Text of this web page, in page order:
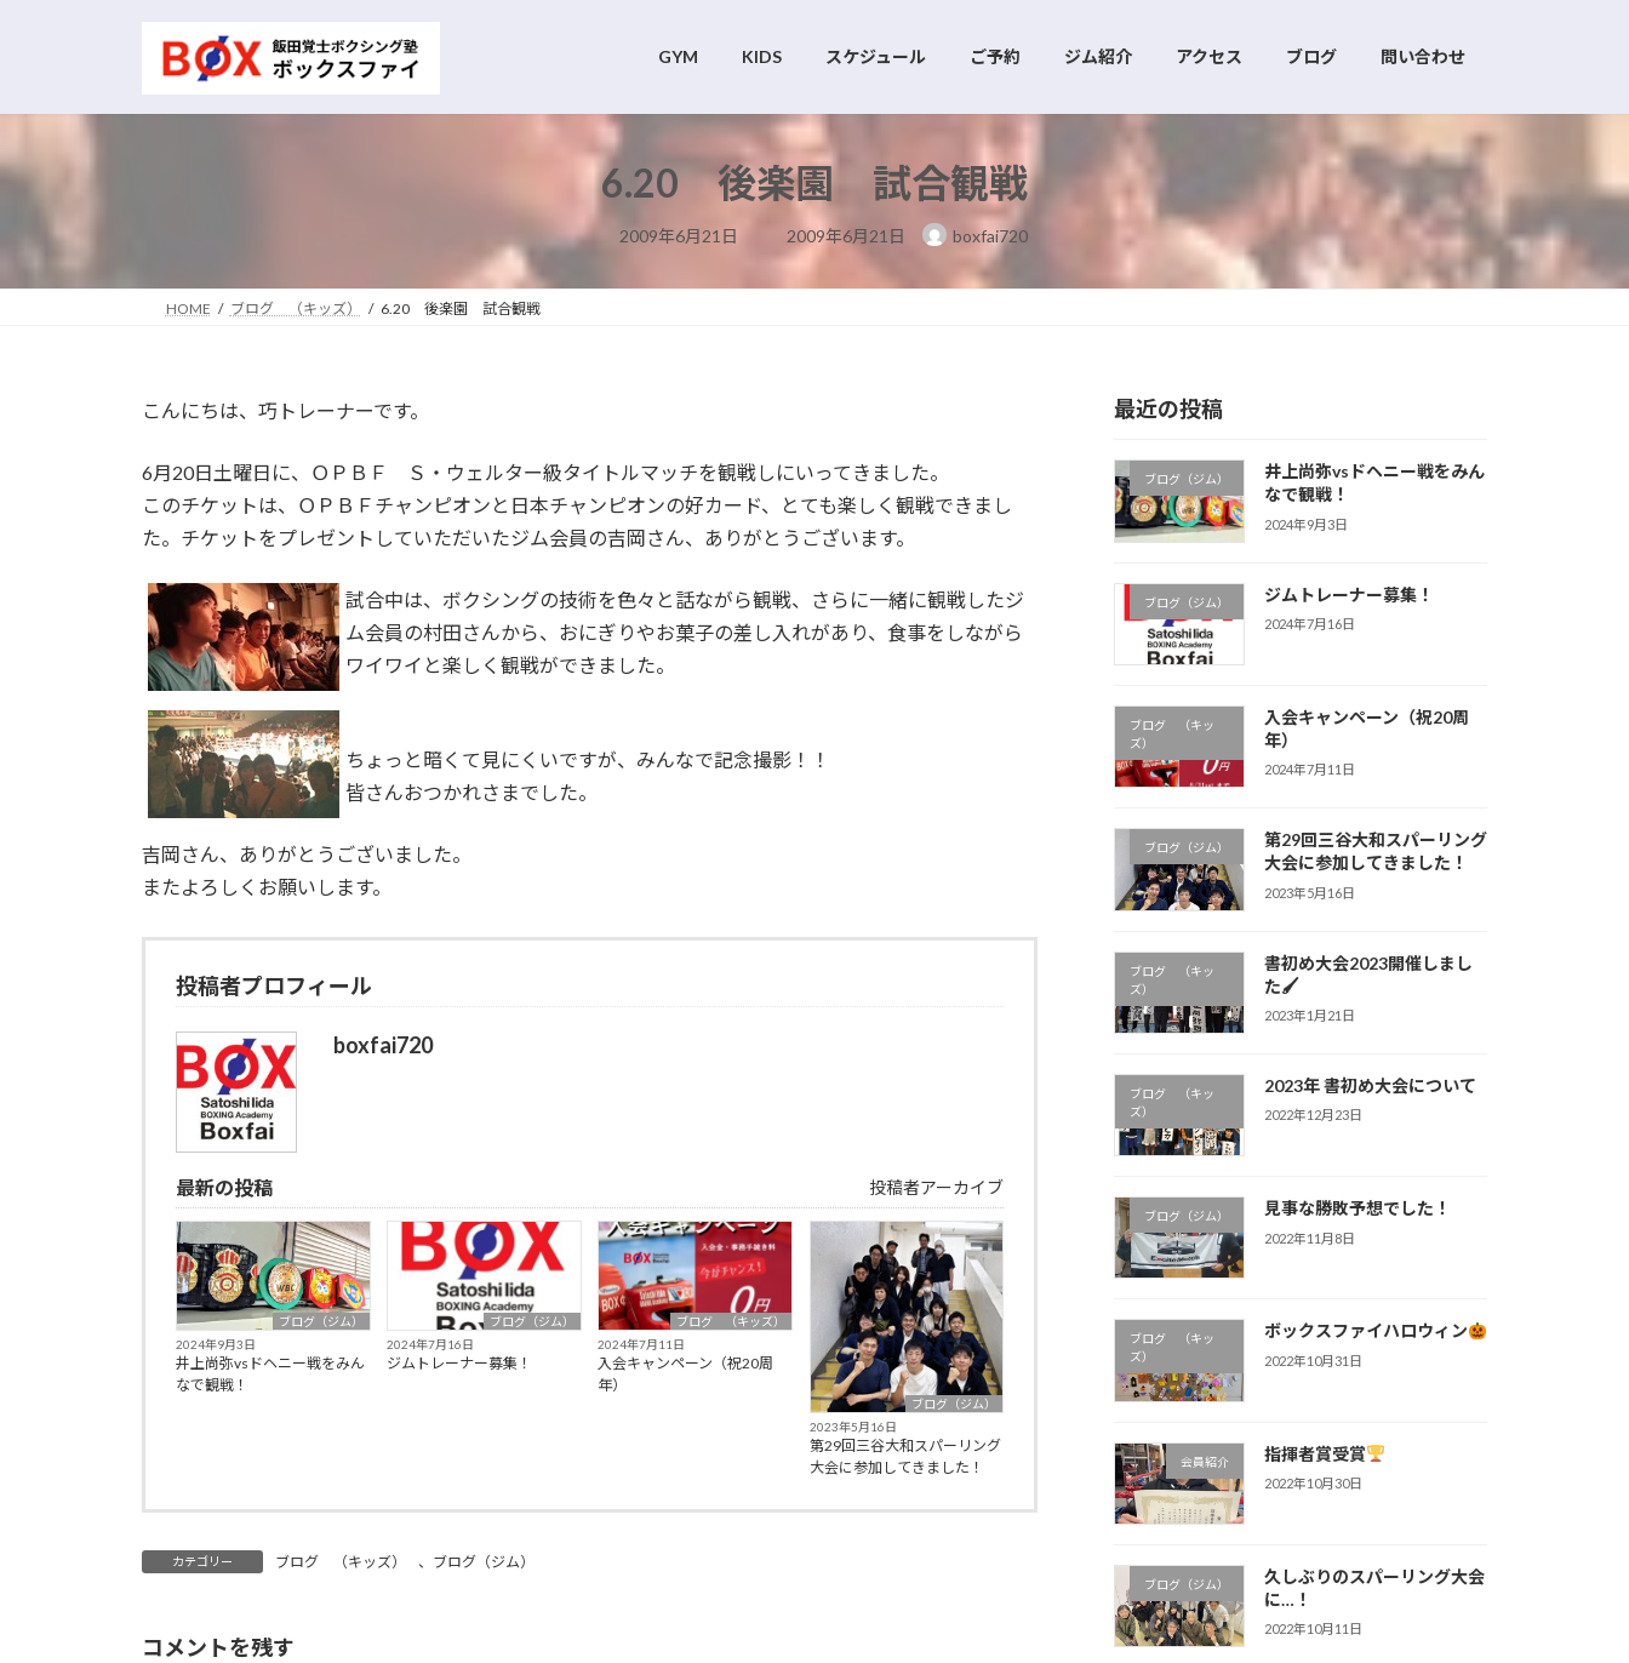
へ
ョ
GYM KIDS スケジュール ご予約 ジム紹介 アクセス ブログ 問い合わせ
6.20 後楽園 試合観戦
2009年6月21日
最
終
更
日
2009年6月21日 boxfai720
HOME ブログ （キッズ） 6.20 後楽園 試合観戦
こんにちは、巧トレーナーです。
6月20日土曜日に、ＯＰＢＦ Ｓ・ウェルター級タイトルマッチを観戦しにいってきました。
このチケットは、ＯＰＢＦチャンピオンと日本チャンピオンの好カード、とても楽しく観戦できまし
た。チケットをプレゼントしていただいたジム会員の吉岡さん、ありがとうございます。
試合中は、ボクシングの技術を色々と話ながら観戦、さらに一緒に観戦したジ
ム会員の村田さんから、おにぎりやお菓子の差し入れがあり、食事をしながら
ワイワイと楽しく観戦ができました。
ちょっと暗くて見にくいですが、みんなで記念撮影！！
皆さんおつかれさまでした。
吉岡さん、ありがとうございました。
またよろしくお願いします。
投稿者プロフィール
boxfai720
最新の投稿 投稿者アーカイブ
ブログ（ジム）
2024年9月3日
井上尚弥vsドヘニー戦をみん
なで観戦！
ブログ（ジム）
2024年7月16日
ジムトレーナー募集！
ブログ （キッズ）
2024年7月11日
入会キャンペーン（祝20周
年）
ブログ（ジム）
2023年5月16日
第29回三谷大和スパーリング
大会に参加してきました！
カテゴリー ブログ （キッズ） 、 ブログ（ジム）
コメントを残す
最近の投稿
ブログ（ジム）
井上尚弥vsドヘニー戦をみん
なで観戦！
2024年9月3日
ブログ（ジム） ジムトレーナー募集！
2024年7月16日
ブログ （キッ
ズ）
入会キャンペーン（祝20周
年）
2024年7月11日
ブログ（ジム）
第29回三谷大和スパーリング
大会に参加してきました！
2023年5月16日
ブログ （キッ
ズ）
書初め大会2023開催しまし
た🖌
2023年1月21日
ブログ （キッ
ズ）
2023年 書初め大会について
2022年12月23日
ブログ（ジム） 見事な勝敗予想でした！
2022年11月8日
ブログ （キッ
ズ）
ボックスファイハロウィン
2022年10月31日
会員紹介 指揮者賞受賞
2022年10月30日
ブログ（ジム）
久しぶりのスパーリング大会
に…！
2022年10月11日